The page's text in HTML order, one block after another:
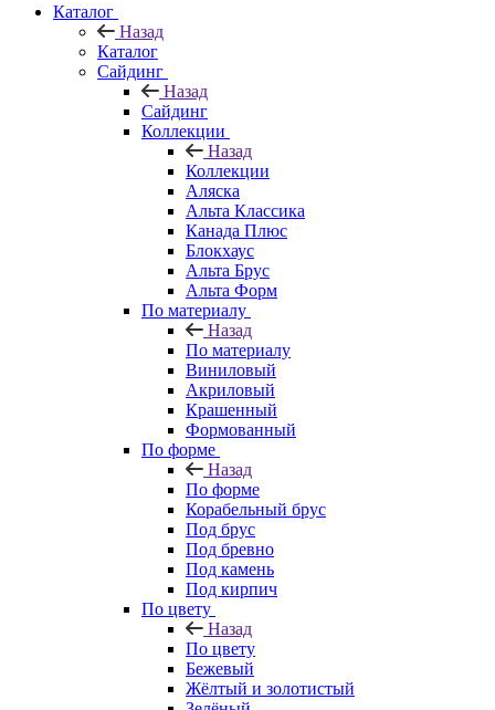
Каталог
Назад
Каталог
Сайдинг
Назад
Сайдинг
Коллекции
Назад
Коллекции
Аляска
Альта Классика
Канада Плюс
Блокхаус
Альта Брус
Альта Форм
По материалу
Назад
По материалу
Виниловый
Акриловый
Крашенный
Формованный
По форме
Назад
По форме
Корабельный брус
Под брус
Под бревно
Под камень
Под кирпич
По цвету
Назад
По цвету
Бежевый
Жёлтый и золотистый